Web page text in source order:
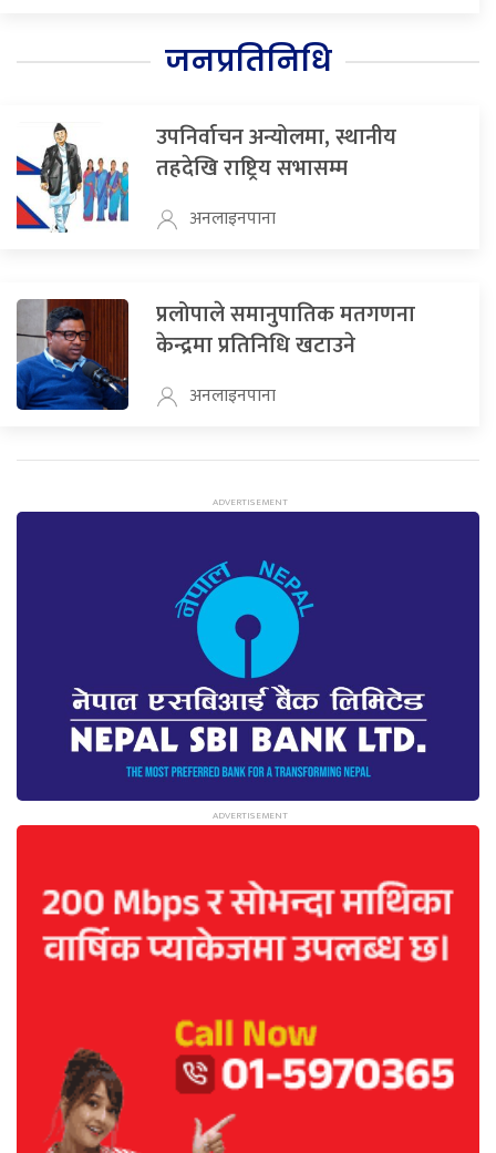
जनप्रतिनिधि
उपनिर्वाचन अन्योलमा, स्थानीय
तहदेखि राष्ट्रिय सभासम्म
अनलाइनपाना
प्रलोपाले समानुपातिक मतगणना
केन्द्रमा प्रतिनिधि खटाउने
अनलाइनपाना